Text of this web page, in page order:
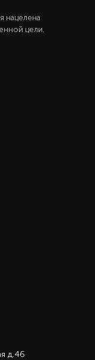
нацелена
цели.
д.46